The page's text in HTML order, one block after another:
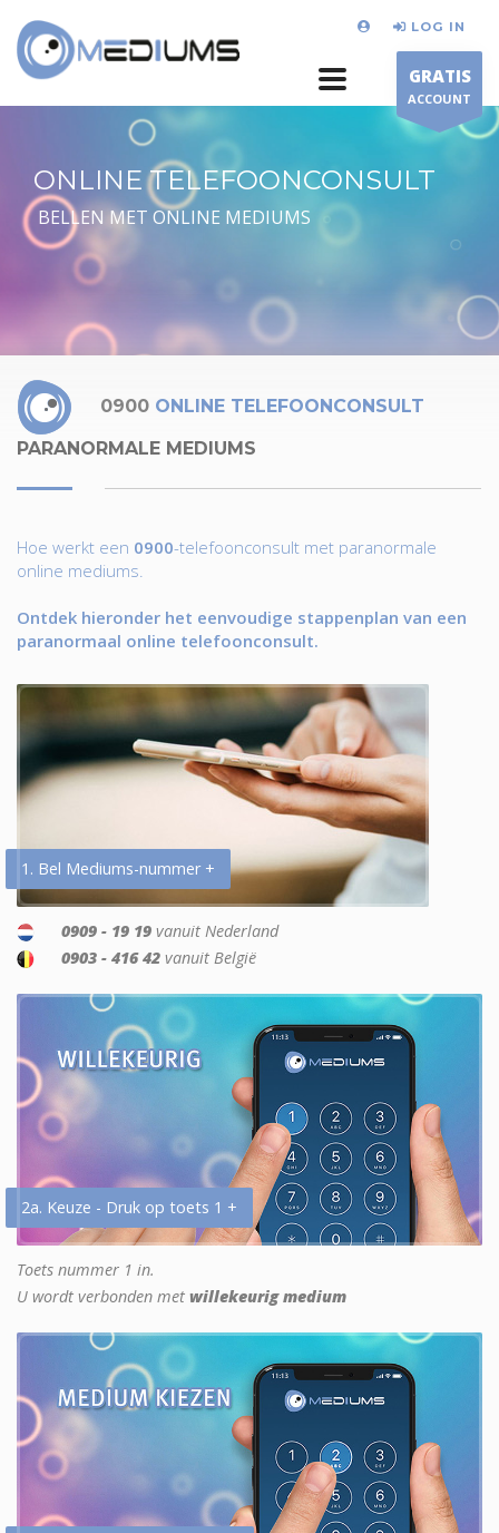
LOG IN
GRATIS
ACCOUNT
ONLINE TELEFOONCONSULT
BELLEN MET ONLINE MEDIUMS
0900 ONLINE TELEFOONCONSULT
PARANORMALE MEDIUMS
Hoe werkt een 0900-telefoonconsult met paranormale
online mediums.
Ontdek hieronder het eenvoudige stappenplan van een
paranormaal online telefoonconsult.
1. Bel Mediums-nummer +
0909 - 19 19 vanuit Nederland
0903 - 416 42 vanuit België
2a. Keuze - Druk op toets 1 +
Toets nummer 1 in.
U wordt verbonden met willekeurig medium